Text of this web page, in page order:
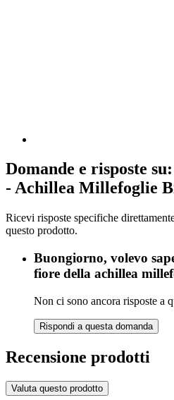
Domande e risposte
- Achillea Millefoglie
Ricevi risposte specifiche
questo prodotto.
Buongiorno, volevo
fiore della achillea
Non ci sono ancora risposte a
Rispondi a questa domanda
Recensione prodotti
Valuta questo prodotto